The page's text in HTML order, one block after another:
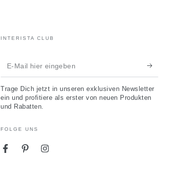
INTERISTA CLUB
E-
Mail
hier
eingeben
Trage Dich jetzt in unseren exklusiven Newsletter
ein und profitiere als erster von neuen Produkten
und Rabatten.
FOLGE UNS
FacebookPinterestInstagram